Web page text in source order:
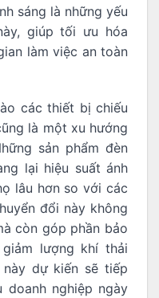
sáng là những yếu
giúp tối ưu hóa
làm việc an toàn
các thiết bị chiếu
là một xu hướng
sản phẩm đèn
lại hiệu suất ánh
lâu hơn so với các
đổi này không
còn góp phần bảo
lượng khí thải
dự kiến sẽ tiếp
nghiệp ngày